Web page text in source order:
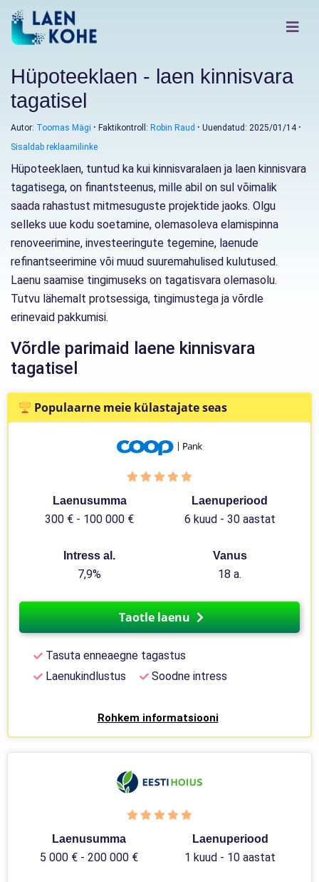
Hüpoteeklaen - laen kinnisvara
tagatisel
Autor: Toomas Mägi Faktikontroll: Robin Raud
Uuendatud: 2025/01/14
Sisaldab reklaamilinke
Hüpoteeklaen, tuntud ka kui kinnisvaralaen ja laen kinnisvara
tagatisega, on finantsteenus, mille abil on sul võimalik
saada rahastust mitmesuguste projektide jaoks. Olgu
selleks uue kodu soetamine, olemasoleva elamispinna
renoveerimine, investeeringute tegemine, laenude
refinantseerimine või muud suuremahulised kulutused.
Laenu saamise tingimuseks on tagatisvara olemasolu.
Tutvu lähemalt protsessiga, tingimustega ja võrdle
erinevaid pakkumisi.
Võrdle parimaid laene kinnisvara
tagatisel
Populaarne meie külastajate seas
Laenusumma
300 € - 100 000 €
Laenuperiood
6 kuud - 30 aastat
Intress al.
7,9%
Vanus
18 a.
Taotle laenu
Tasuta enneaegne tagastus
Laenukindlustus
Soodne intress
Rohkem informatsiooni
Laenusumma
5 000 € - 200 000 €
Laenuperiood
1 kuud - 10 aastat